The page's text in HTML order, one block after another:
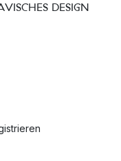
DESIGN